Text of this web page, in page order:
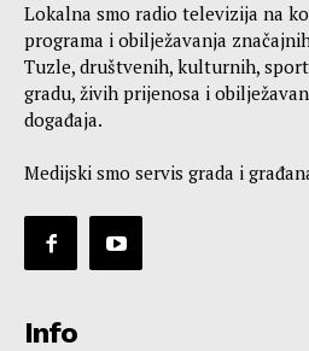
Lokalna smo radio televizija na
programa i obilježavanja
Tuzle, društvenih, kulturnih,
gradu, živih prijenosa i
događaja.
Medijski smo servis grada i
Info